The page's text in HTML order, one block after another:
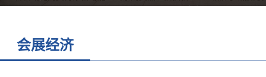
会展经济